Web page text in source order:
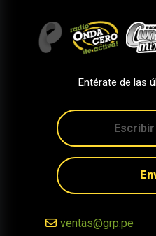
Entérate de las
ventas@grp.pe